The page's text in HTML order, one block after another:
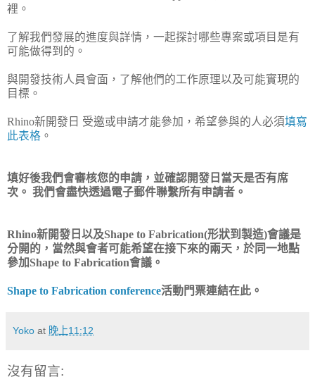
裡。
了解我們發展的進度與詳情，一起探討哪些專案或項目是有
可能做得到的。
與開發技術人員會面，了解他們的工作原理以及可能實現的
目標。
Rhino新開發日 受邀或申請才能參加，希望參與的人必須填寫
此表格 。
填好後我們會審核您的申請，並確認開發日當天是否有席
次。 我們會盡快透過電子郵件聯繫所有申請者。
Rhino新開發日以及Shape to Fabrication(形狀到製造)會議是
分開的，當然與會者可能希望在接下來的兩天，於同一地點
參加Shape to Fabrication會議。
Shape to Fabrication conference活動門票連結在此。
Yoko at 晚上11:12
沒有留言: